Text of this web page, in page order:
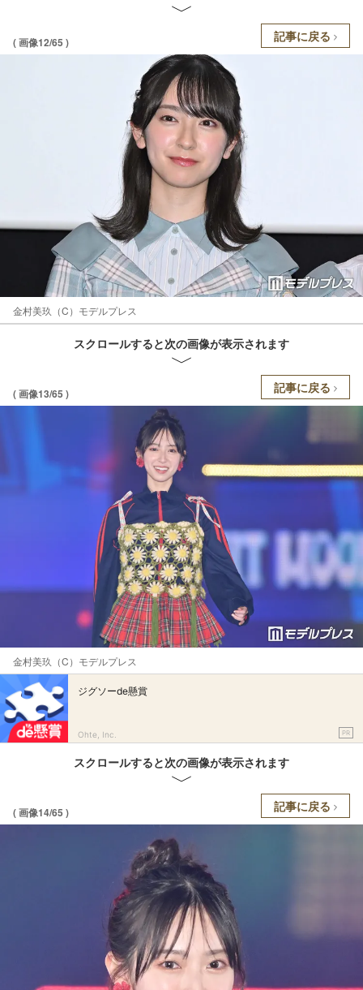
( 画像12/65 ) 記事に戻る
金村美玖（C）モデルプレス
スクロールすると次の画像が表示されます
( 画像13/65 ) 記事に戻る
金村美玖（C）モデルプレス
ジグソーde懸賞
Ohte, Inc. PR
スクロールすると次の画像が表示されます
( 画像14/65 ) 記事に戻る